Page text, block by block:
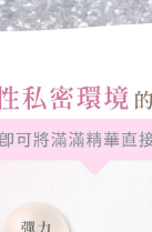
後付」時，將依據個別
帳號或使用他人資訊註
將有權停止該用戶之使
含以上)免運費
含以上)免運費
期結束才會理貨，
送貨員電話
含以上)免運費
標註社區名稱**務必